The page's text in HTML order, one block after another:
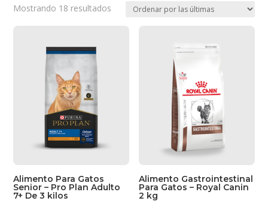
Mostrando 18 resultados Ordenado
Alimento Para Gatos
Senior – Pro Plan Adulto
7+ De 3 kilos
Alimento Gastrointestinal
Para Gatos – Royal Canin
2 kg